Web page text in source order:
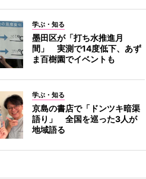
学ぶ・知る
墨田区が「打ち水推進月
間」 実測で14度低下、あず
ま百樹園でイベントも
学ぶ・知る
京島の書店で「ドンツキ暗渠
語り」 全国を巡った3人が
地域語る